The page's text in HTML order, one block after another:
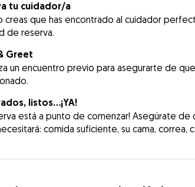
tu cuidador/a
creas que has encontrado al cuidador
de reserva.
Greet
un encuentro previo para asegurarte de
listos...¡YA!
está a punto de comenzar! Asegúrate
comida suficiente, su cama, correa,